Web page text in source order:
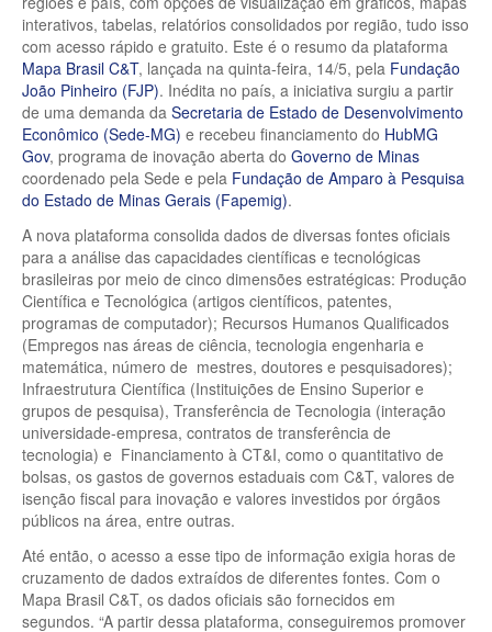
interativos, tabelas, relatórios consolidados por região, tudo isso
com acesso rápido e gratuito. Este é o resumo da plataforma
Mapa Brasil C&T, lançada na quinta-feira, 14/5, pela Fundação
João Pinheiro (FJP). Inédita no país, a iniciativa surgiu a partir
de uma demanda da Secretaria de Estado de Desenvolvimento
Econômico (Sede-MG) e recebeu financiamento do HubMG
Gov, programa de inovação aberta do Governo de Minas
coordenado pela Sede e pela Fundação de Amparo à Pesquisa
do Estado de Minas Gerais (Fapemig).
A nova plataforma consolida dados de diversas fontes oficiais
para a análise das capacidades científicas e tecnológicas
brasileiras por meio de cinco dimensões estratégicas: Produção
Científica e Tecnológica (artigos científicos, patentes,
programas de computador); Recursos Humanos Qualificados
(Empregos nas áreas de ciência, tecnologia engenharia e
matemática, número de mestres, doutores e pesquisadores);
Infraestrutura Científica (Instituições de Ensino Superior e
grupos de pesquisa), Transferência de Tecnologia (interação
universidade-empresa, contratos de transferência de
tecnologia) e Financiamento à CT&I, como o quantitativo de
bolsas, os gastos de governos estaduais com C&T, valores de
isenção fiscal para inovação e valores investidos por órgãos
públicos na área, entre outras.
Até então, o acesso a esse tipo de informação exigia horas de
cruzamento de dados extraídos de diferentes fontes. Com o
Mapa Brasil C&T, os dados oficiais são fornecidos em
segundos. “A partir dessa plataforma, conseguiremos promover